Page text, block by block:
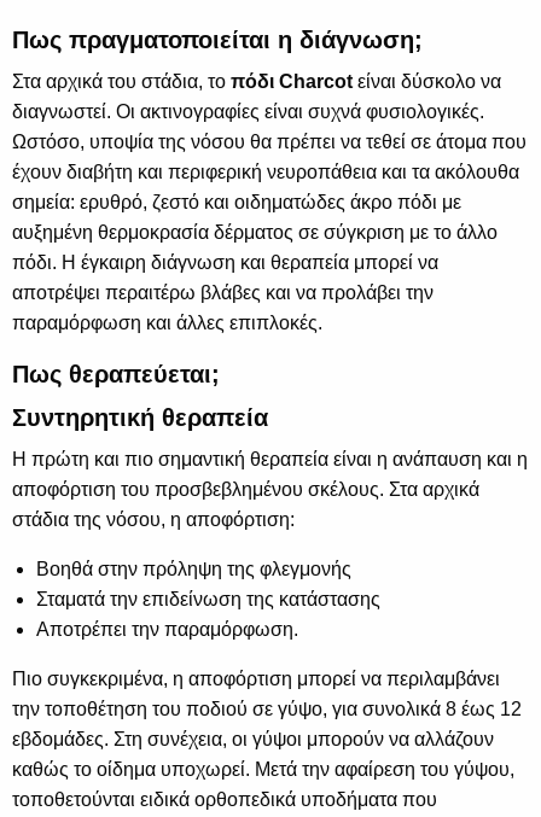
Πως πραγματοποιείται η διάγνωση;
Στα αρχικά του στάδια, το πόδι Charcot είναι δύσκολο να
διαγνωστεί. Οι ακτινογραφίες είναι συχνά φυσιολογικές.
Ωστόσο, υποψία της νόσου θα πρέπει να τεθεί σε άτομα που
έχουν διαβήτη και περιφερική νευροπάθεια και τα ακόλουθα
σημεία: ερυθρό, ζεστό και οιδηματώδες άκρο πόδι με
αυξημένη θερμοκρασία δέρματος σε ​​σύγκριση με το άλλο
πόδι. Η έγκαιρη διάγνωση και θεραπεία μπορεί να
αποτρέψει περαιτέρω βλάβες και να προλάβει την
παραμόρφωση και άλλες επιπλοκές.
Πως θεραπεύεται;
Συντηρητική θεραπεία
Η πρώτη και πιο σημαντική θεραπεία είναι η ανάπαυση και η
αποφόρτιση του προσβεβλημένου σκέλους. Στα αρχικά
στάδια της νόσου, η αποφόρτιση:
Βοηθά στην πρόληψη της φλεγμονής
Σταματά την επιδείνωση της κατάστασης
Αποτρέπει την παραμόρφωση.
Πιο συγκεκριμένα, η αποφόρτιση μπορεί να περιλαμβάνει
την τοποθέτηση του ποδιού σε γύψο, για συνολικά 8 έως 12
εβδομάδες. Στη συνέχεια, οι γύψοι μπορούν να αλλάζουν
καθώς το οίδημα υποχωρεί. Μετά την αφαίρεση του γύψου,
τοποθετούνται ειδικά ορθοπεδικά υποδήματα που